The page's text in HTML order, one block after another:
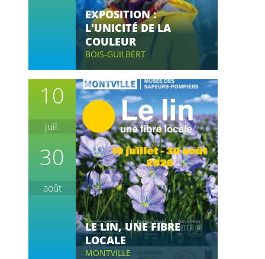
EXPOSITION :
L'UNICITÉ DE LA
COULEUR
BOIS-GUILBERT
10
juil.
30
août
LE LIN, UNE FIBRE
LOCALE
MONTVILLE